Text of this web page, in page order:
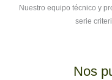
Nuestro equipo técnico y
serie
Nos